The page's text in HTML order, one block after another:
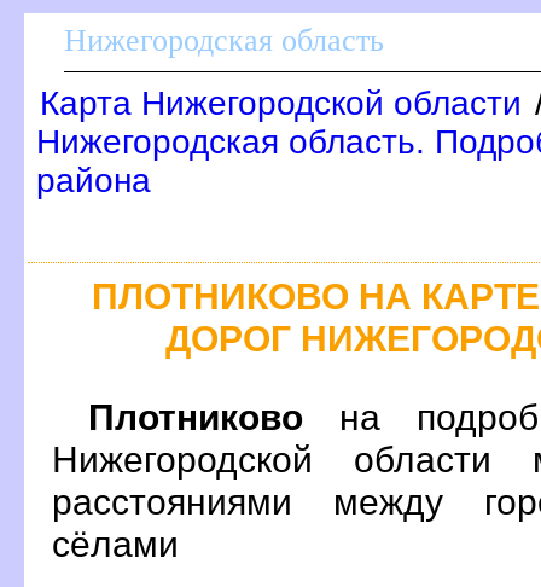
Нижегородская область
Карта Нижегородской области
Нижегородская область.
района
ПЛОТНИКОВО НА
ДОРОГ
Плотниково на
Нижегородской
расстояниями между
сёлами